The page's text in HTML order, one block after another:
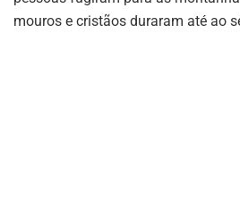
mouros e cristãos duraram até ao